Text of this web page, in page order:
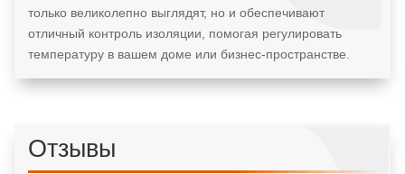
только великолепно выглядят, но и обеспечивают
отличный контроль изоляции, помогая регулировать
температуру в вашем доме или бизнес-пространстве.
Отзывы